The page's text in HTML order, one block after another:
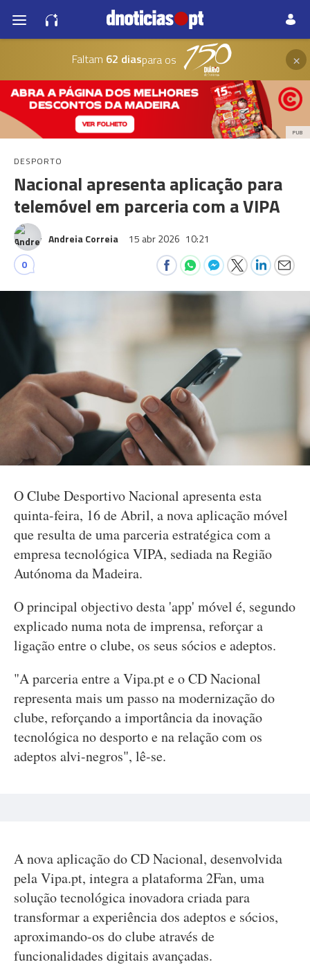
Faltam 62 diaspara os ×
PUB
DESPORTO
Nacional apresenta aplicação para
telemóvel em parceria com a VIPA
Andreia Correia 15 abr 2026 10:21
0
O Clube Desportivo Nacional apresenta esta
quinta-feira, 16 de Abril, a nova aplicação móvel
que resulta de uma parceria estratégica com a
empresa tecnológica VIPA, sediada na Região
Autónoma da Madeira.
O principal objectivo desta 'app' móvel é, segundo
explicado numa nota de imprensa, reforçar a
ligação entre o clube, os seus sócios e adeptos.
"A parceria entre a Vipa.pt e o CD Nacional
representa mais um passo na modernização do
clube, reforçando a importância da inovação
tecnológica no desporto e na relação com os
adeptos alvi-negros", lê-se.
A nova aplicação do CD Nacional, desenvolvida
pela Vipa.pt, integra a plataforma 2Fan, uma
solução tecnológica inovadora criada para
transformar a experiência dos adeptos e sócios,
aproximando-os do clube através de
funcionalidades digitais avançadas.